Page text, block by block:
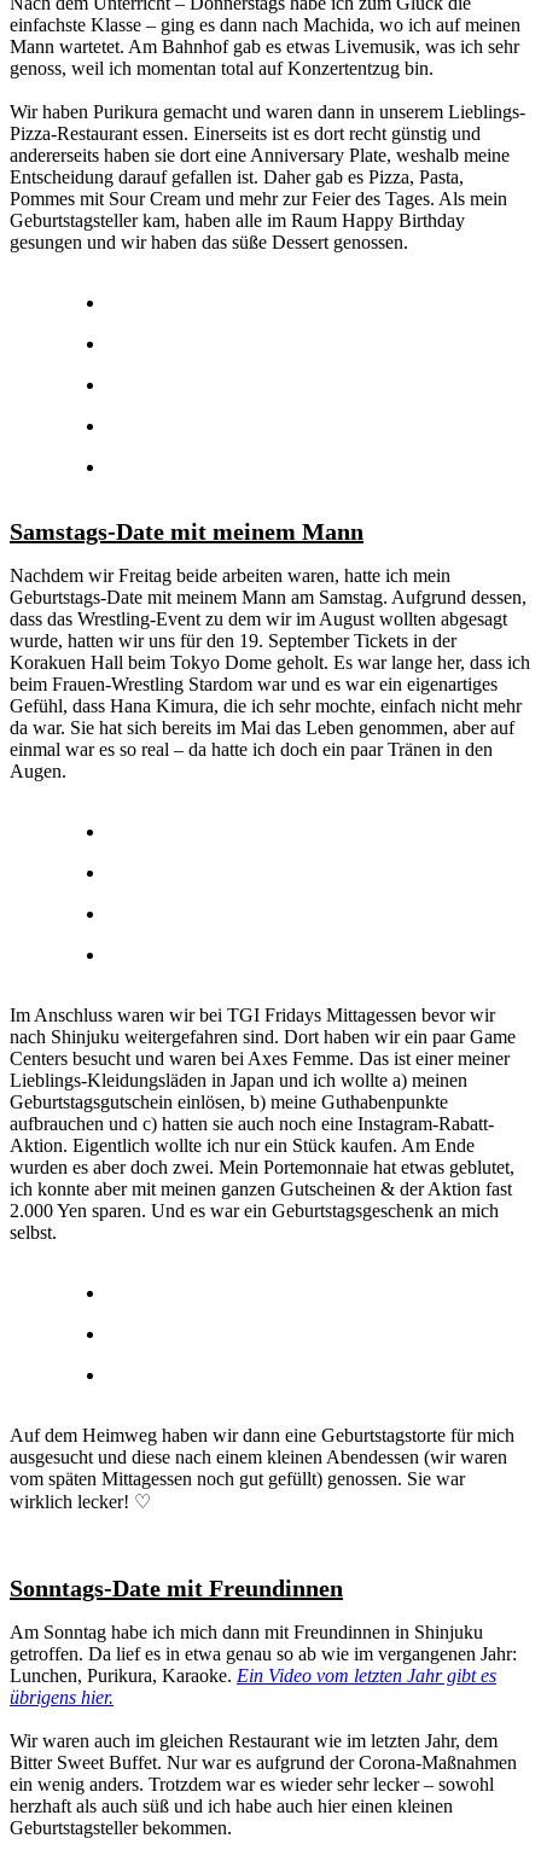
einfachste Klasse – ging es dann nach Machida, wo ich auf meinen
Mann wartetet. Am Bahnhof gab es etwas Livemusik, was ich sehr
genoss, weil ich momentan total auf Konzertentzug bin.
Wir haben Purikura gemacht und waren dann in unserem Lieblings-
Pizza-Restaurant essen. Einerseits ist es dort recht günstig und
andererseits haben sie dort eine Anniversary Plate, weshalb meine
Entscheidung darauf gefallen ist. Daher gab es Pizza, Pasta,
Pommes mit Sour Cream und mehr zur Feier des Tages. Als mein
Geburtstagsteller kam, haben alle im Raum Happy Birthday
gesungen und wir haben das süße Dessert genossen.
Samstags-Date mit meinem Mann
Nachdem wir Freitag beide arbeiten waren, hatte ich mein
Geburtstags-Date mit meinem Mann am Samstag. Aufgrund dessen,
dass das Wrestling-Event zu dem wir im August wollten abgesagt
wurde, hatten wir uns für den 19. September Tickets in der
Korakuen Hall beim Tokyo Dome geholt. Es war lange her, dass ich
beim Frauen-Wrestling Stardom war und es war ein eigenartiges
Gefühl, dass Hana Kimura, die ich sehr mochte, einfach nicht mehr
da war. Sie hat sich bereits im Mai das Leben genommen, aber auf
einmal war es so real – da hatte ich doch ein paar Tränen in den
Augen.
Im Anschluss waren wir bei TGI Fridays Mittagessen bevor wir
nach Shinjuku weitergefahren sind. Dort haben wir ein paar Game
Centers besucht und waren bei Axes Femme. Das ist einer meiner
Lieblings-Kleidungsläden in Japan und ich wollte a) meinen
Geburtstagsgutschein einlösen, b) meine Guthabenpunkte
aufbrauchen und c) hatten sie auch noch eine Instagram-Rabatt-
Aktion. Eigentlich wollte ich nur ein Stück kaufen. Am Ende
wurden es aber doch zwei. Mein Portemonnaie hat etwas geblutet,
ich konnte aber mit meinen ganzen Gutscheinen & der Aktion fast
2.000 Yen sparen. Und es war ein Geburtstagsgeschenk an mich
selbst.
Auf dem Heimweg haben wir dann eine Geburtstagstorte für mich
ausgesucht und diese nach einem kleinen Abendessen (wir waren
vom späten Mittagessen noch gut gefüllt) genossen. Sie war
wirklich lecker! ♡
Sonntags-Date mit Freundinnen
Am Sonntag habe ich mich dann mit Freundinnen in Shinjuku
getroffen. Da lief es in etwa genau so ab wie im vergangenen Jahr:
Lunchen, Purikura, Karaoke. Ein Video vom letzten Jahr gibt es
übrigens hier.
Wir waren auch im gleichen Restaurant wie im letzten Jahr, dem
Bitter Sweet Buffet. Nur war es aufgrund der Corona-Maßnahmen
ein wenig anders. Trotzdem war es wieder sehr lecker – sowohl
herzhaft als auch süß und ich habe auch hier einen kleinen
Geburtstagsteller bekommen.